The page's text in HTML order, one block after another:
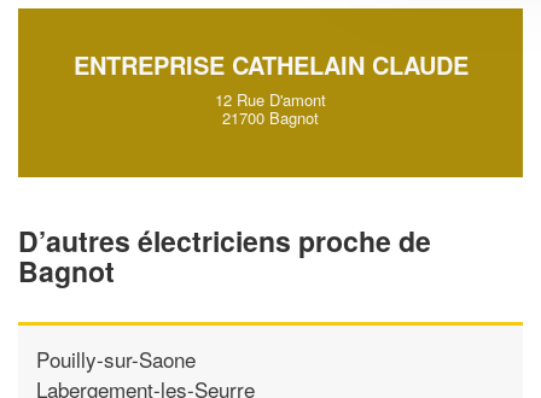
ENTREPRISE CATHELAIN CLAUDE
12 Rue D'amont
21700 Bagnot
D’autres électriciens proche de
Bagnot
Pouilly-sur-Saone
Labergement-les-Seurre